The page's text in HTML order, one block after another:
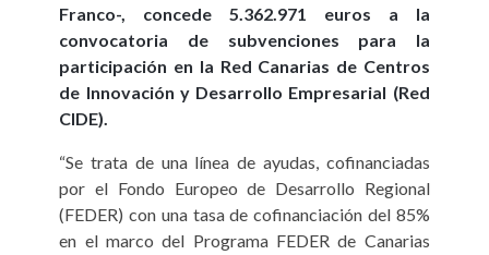
Franco-, concede 5.362.971 euros a la
convocatoria de subvenciones para la
participación en la Red Canarias de Centros
de Innovación y Desarrollo Empresarial (Red
CIDE).
“Se trata de una línea de ayudas, cofinanciadas
por el Fondo Europeo de Desarrollo Regional
(FEDER) con una tasa de cofinanciación del 85%
en el marco del Programa FEDER de Canarias